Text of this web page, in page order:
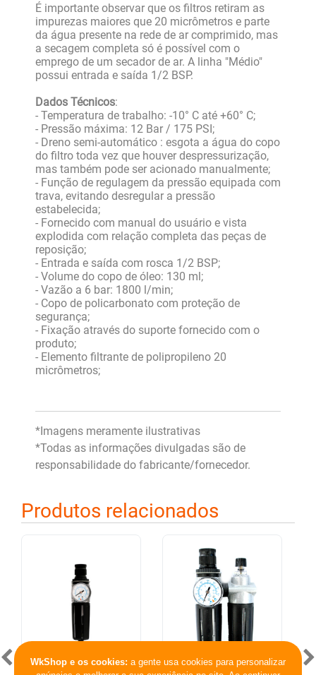
É importante observar que os filtros retiram as
impurezas maiores que 20 micrômetros e parte
da água presente na rede de ar comprimido, mas
a secagem completa só é possível com o
emprego de um secador de ar. A linha "Médio"
possui entrada e saída 1/2 BSP.
Dados Técnicos:
- Temperatura de trabalho: -10° C até +60° C;
- Pressão máxima: 12 Bar / 175 PSI;
- Dreno semi-automático : esgota a água do copo
do filtro toda vez que houver despressurização,
mas também pode ser acionado manualmente;
- Função de regulagem da pressão equipada com
trava, evitando desregular a pressão
estabelecida;
- Fornecido com manual do usuário e vista
explodida com relação completa das peças de
reposição;
- Entrada e saída com rosca 1/2 BSP;
- Volume do copo de óleo: 130 ml;
- Vazão a 6 bar: 1800 l/min;
- Copo de policarbonato com proteção de
segurança;
- Fixação através do suporte fornecido com o
produto;
- Elemento filtrante de polipropileno 20
micrômetros;
*Imagens meramente ilustrativas
*Todas as informações divulgadas são de
responsabilidade do fabricante/fornecedor.
Produtos relacionados
WkShop e os cookies: a gente usa cookies para personalizar